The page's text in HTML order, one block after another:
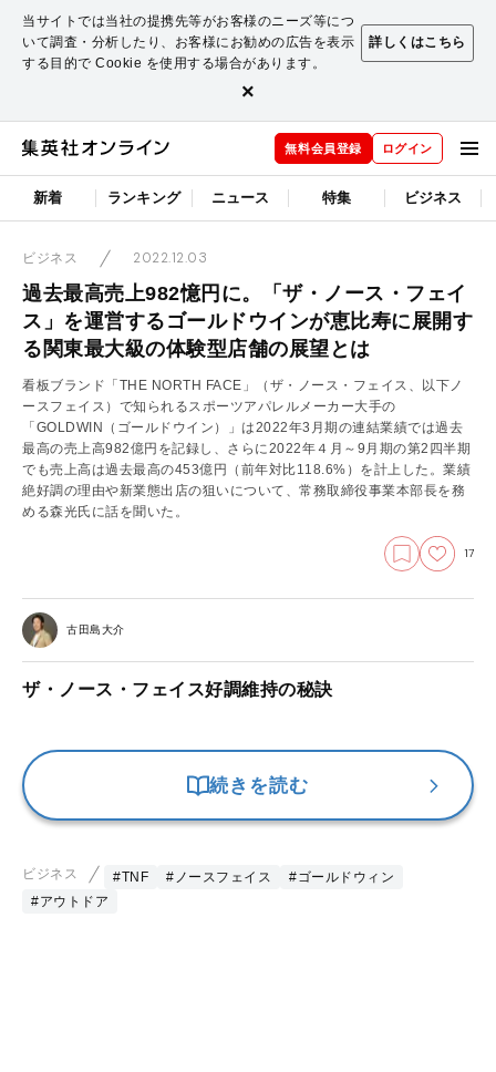
当サイトでは当社の提携先等がお客様のニーズ等につ
いて調査・分析したり、お客様にお勧めの広告を表示
する目的で Cookie を使用する場合があります。
詳しくはこちら
×
無料会員登録 ログイン
新着 ランキング ニュース 特集 ビジネス
ビジネス 2022.12.03
過去最高売上982憶円に。「ザ・ノース・フェイ
ス」を運営するゴールドウインが恵比寿に展開す
る関東最大級の体験型店舗の展望とは
看板ブランド「THE NORTH FACE」（ザ・ノース・フェイス、以下ノ
ースフェイス）で知られるスポーツアパレルメーカー大手の
「GOLDWIN（ゴールドウイン）」は2022年3月期の連結業績では過去
最高の売上高982億円を記録し、さらに2022年４月～9月期の第2四半期
でも売上高は過去最高の453億円（前年対比118.6%）を計上した。業績
絶好調の理由や新業態出店の狙いについて、常務取締役事業本部長を務
める森光氏に話を聞いた。
17
古田島大介
ザ・ノース・フェイス好調維持の秘訣
続きを読む
ビジネス #TNF #ノースフェイス
#ゴールドウィン
#アウトドア